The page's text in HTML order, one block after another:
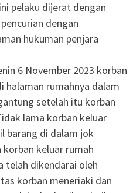
pelaku dijerat dengan
dengan
hukuman penjara
6 November 2023 korban
halaman rumahnya dalam
setelah itu korban
lama korban keluar
barang di dalam jok
keluar rumah
telah dikendarai oleh
korban meneriaki dan